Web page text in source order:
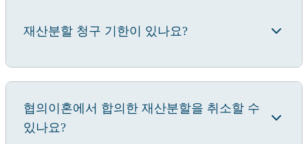
재산분할 청구 기한이 있나요?
협의이혼에서 합의한 재산분할을 취소할 수
있나요?